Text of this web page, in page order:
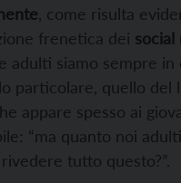
, come risulta
frenetica dei social
adulti siamo sempre in
particolare, quello del
appare spesso ai
“ma quanto noi
tutto questo?”.